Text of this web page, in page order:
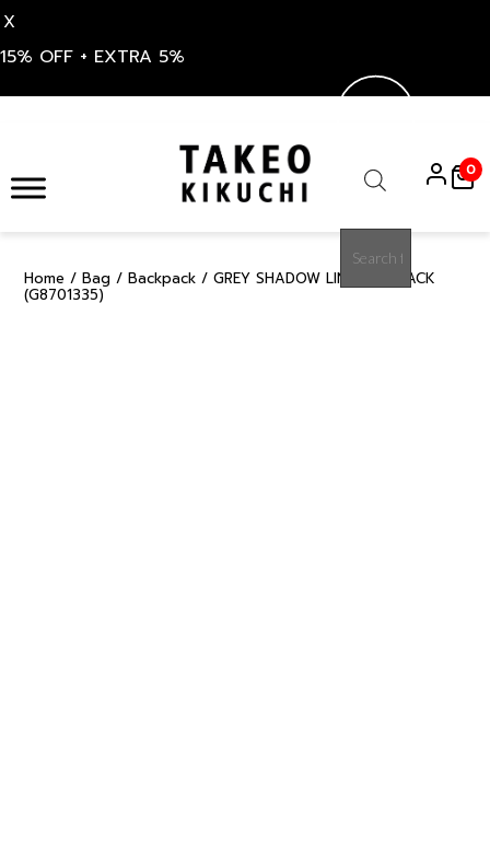
X
15% OFF + EXTRA 5%
content
search
0
Home / Bag / Backpack / GREY SHADOW LINE BACKPACK
(G8701335)